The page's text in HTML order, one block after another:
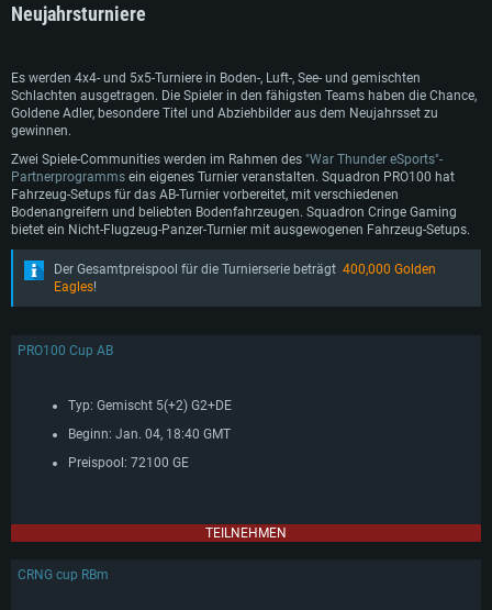
Neujahrsturniere
Es werden 4x4- und 5x5-Turniere in Boden-, Luft-, See- und gemischten
Schlachten ausgetragen. Die Spieler in den fähigsten Teams haben die Chance,
Goldene Adler, besondere Titel und Abziehbilder aus dem Neujahrsset zu
gewinnen.
Zwei Spiele-Communities werden im Rahmen des "War Thunder eSports"-
Partnerprogramms ein eigenes Turnier veranstalten. Squadron PRO100 hat
Fahrzeug-Setups für das AB-Turnier vorbereitet, mit verschiedenen
Bodenangreifern und beliebten Bodenfahrzeugen. Squadron Cringe Gaming
bietet ein Nicht-Flugzeug-Panzer-Turnier mit ausgewogenen Fahrzeug-Setups.
Der Gesamtpreispool für die Turnierserie beträgt 400,000 Golden
Eagles!
PRO100 Cup AB
Typ: Gemischt 5(+2) G2+DE
Beginn: Jan. 04, 18:40 GMT
Preispool: 72100 GE
TEILNEHMEN
CRNG cup RBm